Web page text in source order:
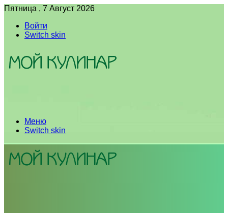
Пятница , 7 Август 2026
Войти
Switch skin
Меню
Switch skin